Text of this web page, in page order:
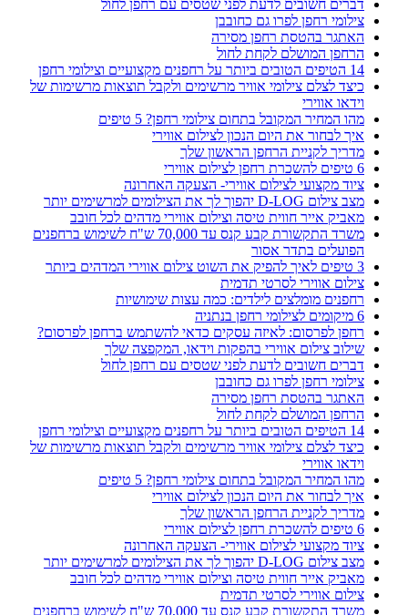
דברים חשובים לדעת לפני שטסים עם רחפן לחול
צילומי רחפן לפרו גם כחובבן
האתגר בהטסת רחפן מסירה
הרחפן המושלם לקחת לחול
14 הטיפים הטובים ביותר על רחפנים מקצועיים וצילומי רחפן
כיצד לצלם צילומי אוויר מרשימים ולקבל תוצאות מרשימות של
וידאו אווירי
מהו המחיר המקובל בתחום צילומי רחפן? 5 טיפים
איך לבחור את היום הנכון לצילום אווירי
מדריך לקניית הרחפן הראשון שלך
6 טיפים להשכרת רחפן לצילום אווירי
ציוד מקצועי לצילום אווירי- הצעקה האחרונה
מצב צילום D-LOG יהפוך לך את הצילומים למרשימים יותר
מאביק אייר חווית טיסה וצילום אווירי מדהים לכל חובב
משרד התקשורת קבע קנס עד 70,000 ש"ח לשימוש ברחפנים
הפועלים בתדר אסור
3 טיפים לאיך להפיק את השוט צילום אווירי המדהים ביותר
צילום אווירי לסרטי תדמית
רחפנים מומלצים לילדים: כמה עצות שימושיות
6 מיקומים לצילומי רחפן בנתניה
רחפן לפרסום: לאיזה עסקים כדאי להשתמש ברחפן לפרסום?
שילוב צילום אווירי בהפקות וידאו, המקפצה שלך
דברים חשובים לדעת לפני שטסים עם רחפן לחול
צילומי רחפן לפרו גם כחובבן
האתגר בהטסת רחפן מסירה
הרחפן המושלם לקחת לחול
14 הטיפים הטובים ביותר על רחפנים מקצועיים וצילומי רחפן
כיצד לצלם צילומי אוויר מרשימים ולקבל תוצאות מרשימות של
וידאו אווירי
מהו המחיר המקובל בתחום צילומי רחפן? 5 טיפים
איך לבחור את היום הנכון לצילום אווירי
מדריך לקניית הרחפן הראשון שלך
6 טיפים להשכרת רחפן לצילום אווירי
ציוד מקצועי לצילום אווירי- הצעקה האחרונה
מצב צילום D-LOG יהפוך לך את הצילומים למרשימים יותר
מאביק אייר חווית טיסה וצילום אווירי מדהים לכל חובב
צילום אווירי לסרטי תדמית
משרד התקשורת קבע קנס עד 70,000 ש"ח לשימוש ברחפנים